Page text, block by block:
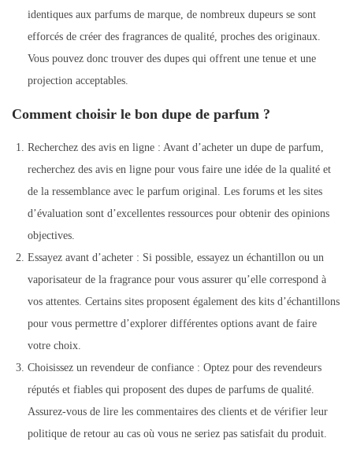
identiques aux parfums de marque, de nombreux dupeurs se sont
efforcés de créer des fragrances de qualité, proches des originaux.
Vous pouvez donc trouver des dupes qui offrent une tenue et une
projection acceptables.
Comment choisir le bon dupe de parfum ?
Recherchez des avis en ligne : Avant d’acheter un dupe de parfum,
recherchez des avis en ligne pour vous faire une idée de la qualité et
de la ressemblance avec le parfum original. Les forums et les sites
d’évaluation sont d’excellentes ressources pour obtenir des opinions
objectives.
Essayez avant d’acheter : Si possible, essayez un échantillon ou un
vaporisateur de la fragrance pour vous assurer qu’elle correspond à
vos attentes. Certains sites proposent également des kits d’échantillons
pour vous permettre d’explorer différentes options avant de faire
votre choix.
Choisissez un revendeur de confiance : Optez pour des revendeurs
réputés et fiables qui proposent des dupes de parfums de qualité.
Assurez-vous de lire les commentaires des clients et de vérifier leur
politique de retour au cas où vous ne seriez pas satisfait du produit.